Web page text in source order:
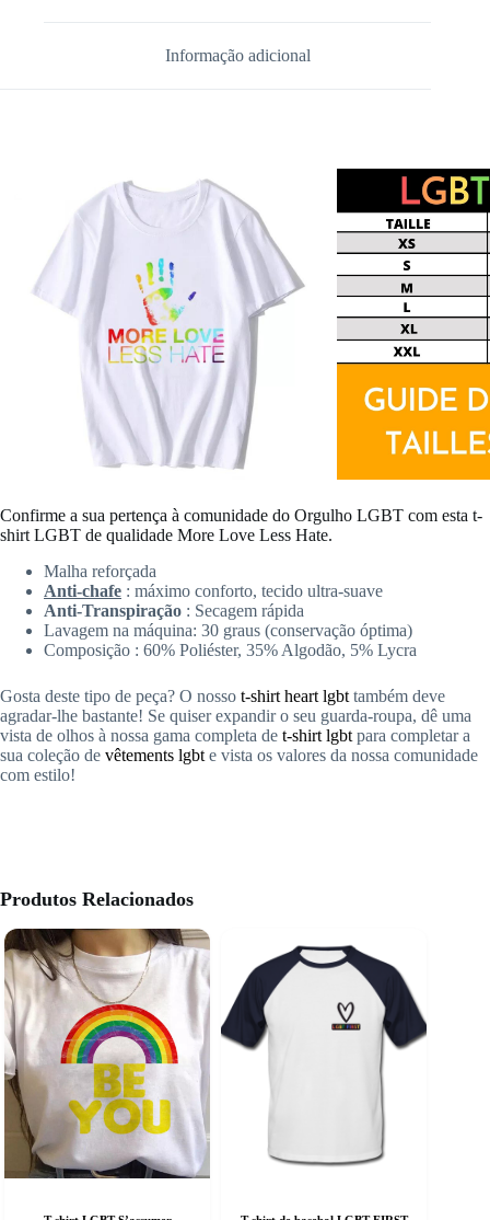
Informação adicional
Confirme a sua pertença à comunidade do Orgulho LGBT com esta t-
shirt LGBT de qualidade More Love Less Hate.
Malha reforçada
Anti-chafe : máximo conforto, tecido ultra-suave
Anti-Transpiração : Secagem rápida
Lavagem na máquina: 30 graus (conservação óptima)
Composição : 60% Poliéster, 35% Algodão, 5% Lycra
Gosta deste tipo de peça? O nosso t-shirt heart lgbt também deve
agradar-lhe bastante! Se quiser expandir o seu guarda-roupa, dê uma
vista de olhos à nossa gama completa de t-shirt lgbt para completar a
sua coleção de vêtements lgbt e vista os valores da nossa comunidade
com estilo!
Produtos Relacionados